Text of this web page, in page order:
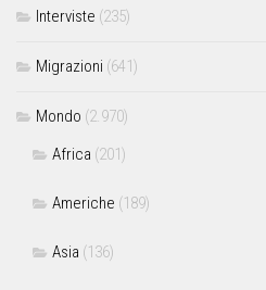
Interviste (235)
Migrazioni (641)
Mondo (2.970)
Africa (201)
Americhe (189)
Asia (136)